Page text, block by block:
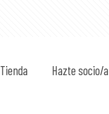
Tienda Hazte socio/a